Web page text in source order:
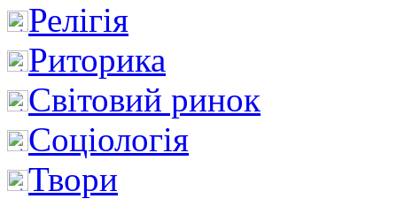
Релігія
Риторика
Світовий ринок
Соціологія
Твори